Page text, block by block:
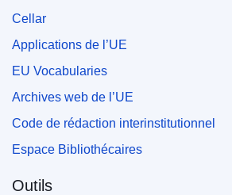
Cellar
Applications de l’UE
EU Vocabularies
Archives web de l’UE
Code de rédaction interinstitutionnel
Espace Bibliothécaires
Outils